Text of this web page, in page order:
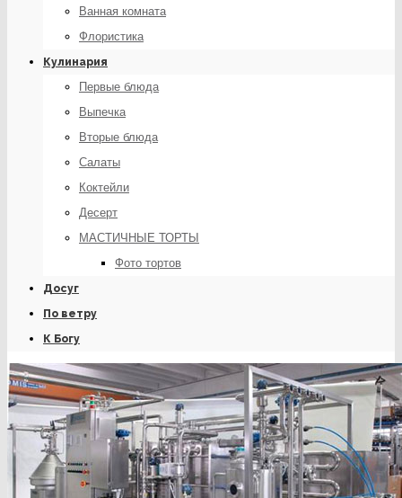
Ванная комната
Флористика
Кулинария
Первые блюда
Выпечка
Вторые блюда
Салаты
Коктейли
Десерт
МАСТИЧНЫЕ ТОРТЫ
Фото тортов
Досуг
По ветру
К Богу